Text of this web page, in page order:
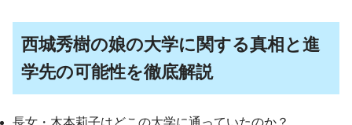
西城秀樹の娘の大学に関する真相と進
学先の可能性を徹底解説
長女・木本莉子はどこの大学に通っていたのか？